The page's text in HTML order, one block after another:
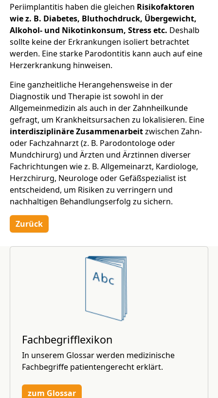
Periimplantitis haben die gleichen Risikofaktoren
wie z. B. Diabetes, Bluthochdruck, Übergewicht,
Alkohol- und Nikotinkonsum, Stress etc. Deshalb
sollte keine der Erkrankungen isoliert betrachtet
werden. Eine starke Parodontitis kann auch auf eine
Herzerkrankung hinweisen.
Eine ganzheitliche Herangehensweise in der
Diagnostik und Therapie ist sowohl in der
Allgemeinmedizin als auch in der Zahnheilkunde
gefragt, um Krankheitsursachen zu lokalisieren. Eine
interdisziplinäre Zusammenarbeitzwischen Zahn-
oder Fachzahnarzt (z. B. Parodontologe oder
Mundchirurg) und Ärzten und Ärztinnen diverser
Fachrichtungen wie z. B. Allgemeinarzt, Kardiologe,
Herzchirurg, Neurologe oder Gefäßspezialist ist
entscheidend, um Risiken zu verringern und
nachhaltigen Behandlungserfolg zu sichern.
Zurück
Fachbegrifflexikon
In unserem Glossar werden medizinische
Fachbegriffe patientengerecht erklärt.
zum Glossar